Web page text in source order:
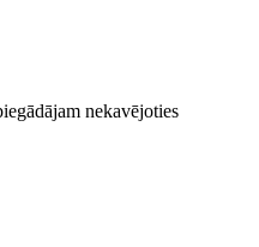
nekavējoties